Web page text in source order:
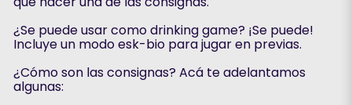
¿Se puede usar como drinking game? ¡Se puede!
Incluye un modo esk-bio para jugar en previas.
¿Cómo son las consignas? Acá te adelantamos
algunas: